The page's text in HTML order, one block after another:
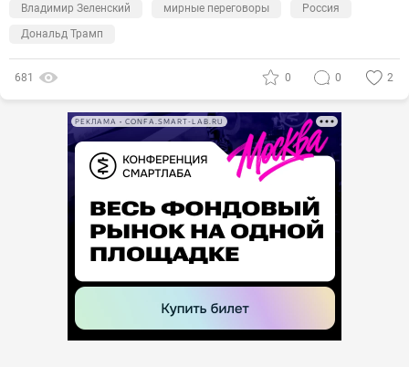
Владимир Зеленский
мирные переговоры
Россия
Дональд Трамп
681 0 0 2
РЕКЛАМА • CONFA.SMART-LAB.RU